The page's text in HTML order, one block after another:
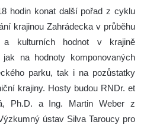
hodin konat další pořad z cyklu
krajinou Zahrádecka v průběhu
a kulturních hodnot v krajině
na hodnoty komponovaných
parku, tak i na pozůstatky
krajiny. Hosty budou RNDr. et
Ph.D. a Ing. Martin Weber z
ústav Silva Taroucy pro